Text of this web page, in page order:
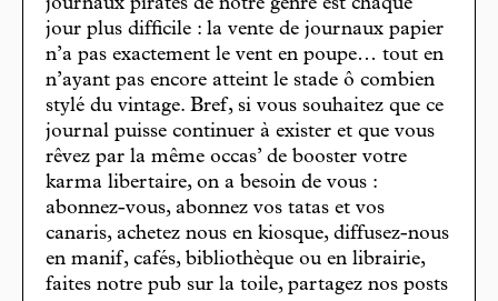
journaux pirates de notre genre est chaque
jour plus difficile : la vente de journaux papier
n’a pas exactement le vent en poupe… tout en
n’ayant pas encore atteint le stade ô combien
stylé du vintage. Bref, si vous souhaitez que ce
journal puisse continuer à exister et que vous
rêvez par la même occas’ de booster votre
karma libertaire, on a besoin de vous :
abonnez-vous, abonnez vos tatas et vos
canaris, achetez nous en kiosque, diffusez-nous
en manif, cafés, bibliothèque ou en librairie,
faites notre pub sur la toile, partagez nos posts